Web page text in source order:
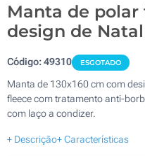
Manta de polar
design de Natal
Código:49310 ESGOTADO
Manta de 130x160 cm com
fleece com tratamento anti-
com laço a condizer.
+ Descrição+ Características